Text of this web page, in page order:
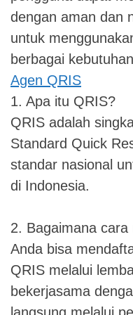
dengan aman dan
untuk
berbagai
Agen QRIS
1. Apa itu QRIS?
QRIS adalah
Standard Quick
standar nasional
di Indonesia.
2. Bagaimana
Anda bisa
QRIS melalui
bekerjasama